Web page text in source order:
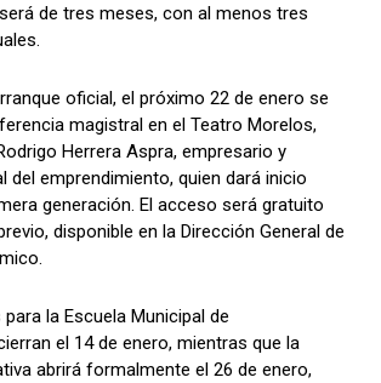
de tres meses, con al menos tres
oficial, el próximo 22 de enero se
magistral en el Teatro Morelos,
Herrera Aspra, empresario y
del emprendimiento, quien dará inicio
generación. El acceso será gratuito
disponible en la Dirección General de
la Escuela Municipal de
el 14 de enero, mientras que la
abrirá formalmente el 26 de enero,